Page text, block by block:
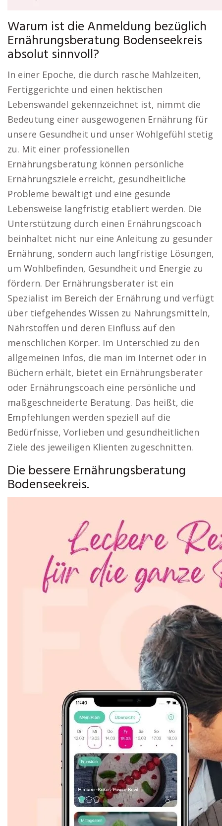
Warum ist die Anmeldung bezüglich
Ernährungsberatung Bodenseekreis
absolut sinnvoll?
In einer Epoche, die durch rasche Mahlzeiten,
Fertiggerichte und einen hektischen
Lebenswandel gekennzeichnet ist, nimmt die
Bedeutung einer ausgewogenen Ernährung für
unsere Gesundheit und unser Wohlgefühl stetig
zu. Mit einer professionellen
Ernährungsberatung können persönliche
Ernährungsziele erreicht, gesundheitliche
Probleme bewältigt und eine gesunde
Lebensweise langfristig etabliert werden. Die
Unterstützung durch einen Ernährungscoach
beinhaltet nicht nur eine Anleitung zu gesunder
Ernährung, sondern auch langfristige Lösungen,
um Wohlbefinden, Gesundheit und Energie zu
fördern. Der Ernährungsberater ist ein
Spezialist im Bereich der Ernährung und verfügt
über tiefgehendes Wissen zu Nahrungsmitteln,
Nährstoffen und deren Einfluss auf den
menschlichen Körper. Im Unterschied zu den
allgemeinen Infos, die man im Internet oder in
Büchern erhält, bietet ein Ernährungsberater
oder Ernährungscoach eine persönliche und
maßgeschneiderte Beratung. Das heißt, die
Empfehlungen werden speziell auf die
Bedürfnisse, Vorlieben und gesundheitlichen
Ziele des jeweiligen Klienten zugeschnitten.
Die bessere Ernährungsberatung
Bodenseekreis.